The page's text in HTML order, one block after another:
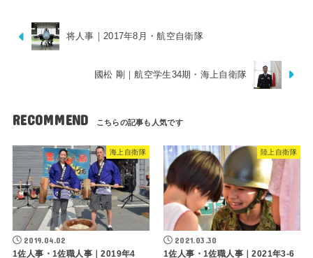
将人事｜2017年8月・航空自衛隊
國松 剛｜航空学生34期・海上自衛隊
RECOMMEND
海上自衛隊
2019.04.02
1佐人事・1佐職人事｜2019年4
陸上自衛隊
2021.03.30
1佐人事・1佐職人事｜2021年3-6